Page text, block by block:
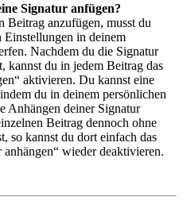
Signatur anfügen?
Beitrag anzufügen, musst du
Einstellungen in deinem
Nachdem du die Signatur
kannst du in jedem Beitrag das
aktivieren. Du kannst eine
du in deinem persönlichen
Anhängen deiner Signatur
Beitrag dennoch ohne
so kannst du dort einfach das
wieder deaktivieren.